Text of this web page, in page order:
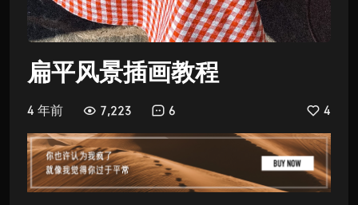
扁平风景插画教程
4 年前 7,223 6 4